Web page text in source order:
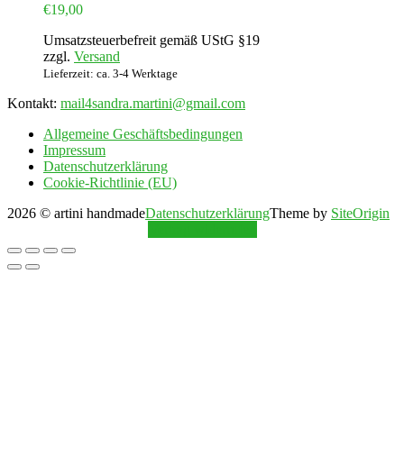
€19,00
Umsatzsteuerbefreit gemäß UStG §19
zzgl. Versand
Lieferzeit: ca. 3-4 Werktage
Kontakt: mail4sandra.martini@gmail.com
Allgemeine Geschäftsbedingungen
Impressum
Datenschutzerklärung
Cookie-Richtlinie (EU)
2026 © artini handmadeDatenschutzerklärungTheme by SiteOrigin